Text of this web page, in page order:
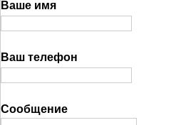
Ваше имя
Ваш телефон
Сообщение